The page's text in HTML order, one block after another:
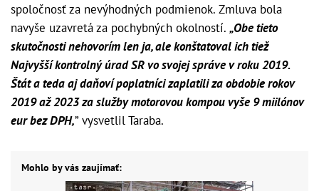
spoločnosť za nevýhodných podmienok. Zmluva bola
navyše uzavretá za pochybných okolností. „Obe tieto
skutočnosti nehovorím len ja, ale konštatoval ich tiež
Najvyšší kontrolný úrad SR vo svojej správe v roku 2019.
Štát a teda aj daňoví poplatníci zaplatili za obdobie rokov
2019 až 2023 za služby motorovou kompou vyše 9 miilónov
eur bez DPH,” vysvetlil Taraba.
Mohlo by vás zaujímať: